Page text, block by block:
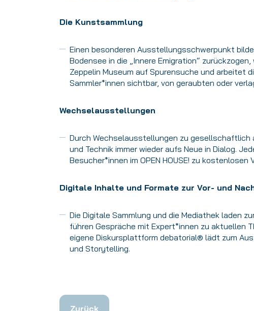
Die Kunstsammlung
Einen besonderen Ausstellungsschwerpunkt
Bodensee in die „Innere Emigration“
Zeppelin Museum auf Spurensuche und arbeitet
Sammler*innen sichtbar, von geraubten oder
Wechselausstellungen
Durch Wechselausstellungen zu
und Technik immer wieder aufs Neue in Dialog.
Besucher*innen im OPEN HOUSE! zu
Digitale Inhalte und Formate zur Vor- und
Die Digitale Sammlung und die Mediathek laden
führen Gespräche mit Expert*innen zu aktuellen
eigene Diskursplattform debatorial® lädt zum
und Storytelling.
Zurück